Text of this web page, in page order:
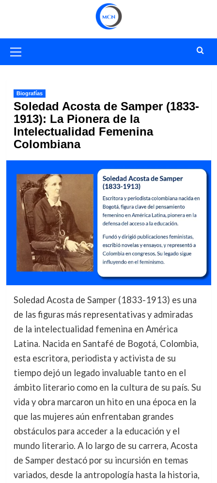
primario
Biografías
Soledad Acosta de Samper (1833-
1913): La Pionera de la
Intelectualidad Femenina
Colombiana
Soledad Acosta de Samper (1833-1913) es una
de las figuras más representativas y admiradas
de la intelectualidad femenina en América
Latina. Nacida en Santafé de Bogotá, Colombia,
esta escritora, periodista y activista de su
tiempo dejó un legado invaluable tanto en el
ámbito literario como en la cultura de su país. Su
vida y obra marcaron un hito en una época en la
que las mujeres aún enfrentaban grandes
obstáculos para acceder a la educación y el
mundo literario. A lo largo de su carrera, Acosta
de Samper destacó por su incursión en temas
variados, desde la antropología hasta la historia,